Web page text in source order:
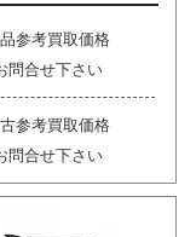
参考買取価格
問合せ下さい
参考買取価格
問合せ下さい